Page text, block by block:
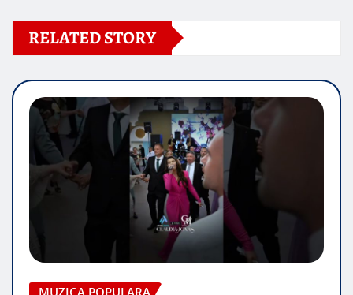
RELATED STORY
MUZICA POPULARA